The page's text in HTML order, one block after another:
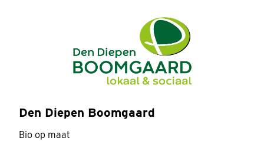
Den Diepen Boomgaard
Bio op maat